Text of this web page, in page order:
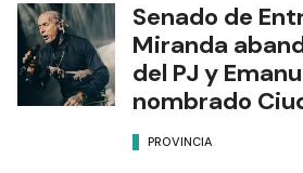
Senado de
Miranda
del PJ y
nombrado
PROVINCIA